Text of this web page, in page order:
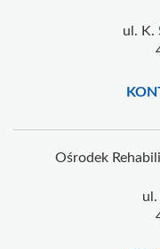
ul. K.
Ośrodek